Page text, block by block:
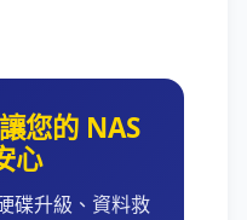
您的 NAS
心
碟升級、資料救